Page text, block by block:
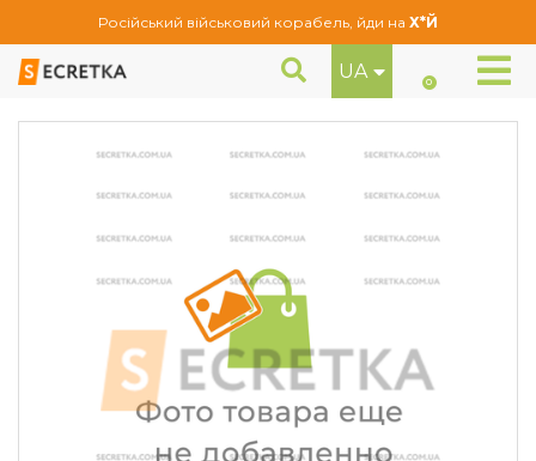
Російський військовий корабель, йди на Х*Й
UA 0
Секретне кріплення Болти секретні Farad М14Х1,25Х45 Конус (N5/E)